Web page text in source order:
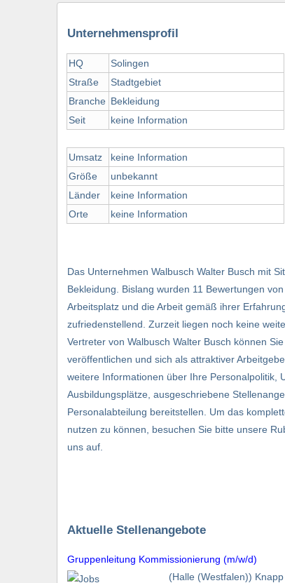
Unternehmensprofil
HQ
Straße
Branche
Seit
Umsatz
Größe
Länder
Orte
Solingen
Stadtgebiet
Bekleidung
keine Information
keine Information
unbekannt
keine Information
keine Information
Das Unternehmen Walbusch Walter Busch mit
Bekleidung. Bislang wurden 11 Bewertungen
Arbeitsplatz und die Arbeit gemäß ihrer
zufriedenstellend. Zurzeit liegen noch keine
Vertreter von Walbusch Walter Busch können
veröffentlichen und sich als attraktiver
weitere Informationen über Ihre Personalpolitik,
Ausbildungsplätze, ausgeschriebene
Personalabteilung bereitstellen. Um das
nutzen zu können, besuchen Sie bitte unsere
uns auf.
Aktuelle Stellenangebote
Gruppenleitung Kommissionierung (m/w/d)
(Halle (Westfalen))